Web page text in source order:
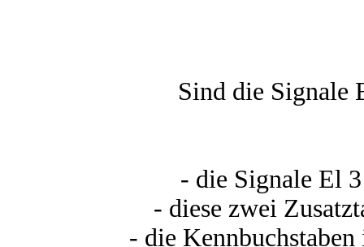
Sind die Signale
- die Signale El
- diese zwei
- die